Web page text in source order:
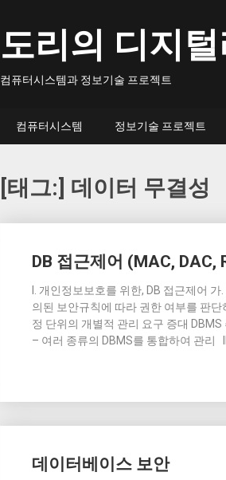
도리의 디지
컴퓨터시스템과 정보기술 프로젝트
컴퓨터시스템 정보기술 프로젝트
[태그:] 데이터 무결성
DB 접근제어 (MAC, DAC,
I. 개인정보보호를 위한, DB 접근제어
의된 보안규칙에 따라 권한 여부를 판
정 단위의 개별적 관리 요구 증대
– 여러 종류의 DBMS를 통합하여 관리
데이터베이스 보안
navigation